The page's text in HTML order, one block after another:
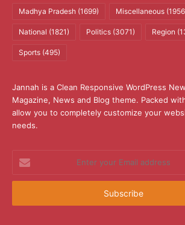
Madhya Pradesh(1699) Miscellaneous
National (1821) Politics(3071) Region
Sports(495)
Jannah is a Clean Responsive WordPress
Magazine, News and Blog theme. Packed
allow you to completely customize your
needs.
your
Email